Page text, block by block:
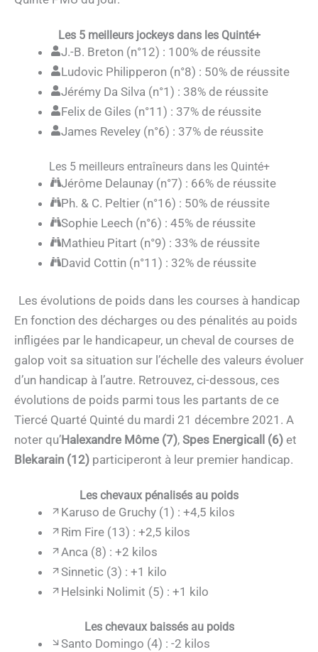
Les 5 meilleurs jockeys dans les Quinté+
J.-B. Breton (n°12) : 100% de réussite
Ludovic Philipperon (n°8) : 50% de réussite
Jérémy Da Silva (n°1) : 38% de réussite
Felix de Giles (n°11) : 37% de réussite
James Reveley (n°6) : 37% de réussite
Les 5 meilleurs entraîneurs dans les Quinté+
Jérôme Delaunay (n°7) : 66% de réussite
Ph. & C. Peltier (n°16) : 50% de réussite
Sophie Leech (n°6) : 45% de réussite
Mathieu Pitart (n°9) : 33% de réussite
David Cottin (n°11) : 32% de réussite
Les évolutions de poids dans les courses à handicap
En fonction des décharges ou des pénalités au poids
infligées par le handicapeur, un cheval de courses de
galop voit sa situation sur l’échelle des valeurs évoluer
d’un handicap à l’autre. Retrouvez, ci-dessous, ces
évolutions de poids parmi tous les partants de ce
Tiercé Quarté Quinté du mardi 21 décembre 2021. A
noter qu’Halexandre Môme (7), Spes Energicall (6) et
Blekarain (12) participeront à leur premier handicap.
Les chevaux pénalisés au poids
Karuso de Gruchy (1) : +4,5 kilos
Rim Fire (13) : +2,5 kilos
Anca (8) : +2 kilos
Sinnetic (3) : +1 kilo
Helsinki Nolimit (5) : +1 kilo
Les chevaux baissés au poids
Santo Domingo (4) : -2 kilos